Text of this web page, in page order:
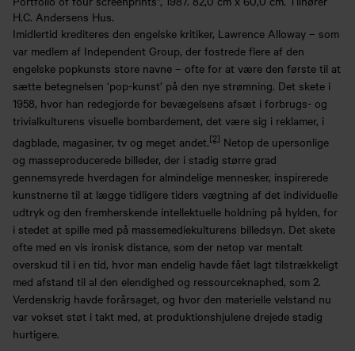
H.C. Andersens Hus.
Imidlertid krediteres den engelske kritiker, Lawrence Alloway – som
var medlem af Independent Group, der fostrede flere af den
engelske popkunsts store navne – ofte for at være den første til at
sætte betegnelsen ‘pop-kunst’ på den nye strømning. Det skete i
1958, hvor han redegjorde for bevægelsens afsæt i forbrugs- og
trivialkulturens visuelle bombardement, det være sig i reklamer, i
dagblade, magasiner, tv og meget andet.[2] Netop de upersonlige
og masseproducerede billeder, der i stadig større grad
gennemsyrede hverdagen for almindelige mennesker, inspirerede
kunstnerne til at lægge tidligere tiders vægtning af det individuelle
udtryk og den fremherskende intellektuelle holdning på hylden, for
i stedet at spille med på massemediekulturens billedsyn. Det skete
ofte med en vis ironisk distance, som der netop var mentalt
overskud til i en tid, hvor man endelig havde fået lagt tilstrækkeligt
med afstand til al den elendighed og ressourceknaphed, som 2.
Verdenskrig havde forårsaget, og hvor den materielle velstand nu
var vokset støt i takt med, at produktionshjulene drejede stadig
hurtigere.